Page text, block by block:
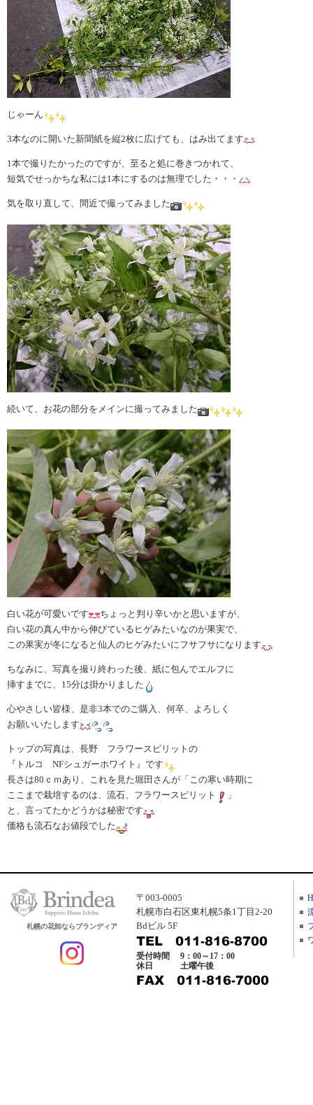
じゃーん
3本なのに開いた新聞紙を縦2枚に広げても、はみ出てます
1本で撮りたかったのですが、至ると処に巻きつかれて、
短気でせっかちな私には1本にするのは無理でした・・・
気を取り直して、間近で撮ってみました
続いて、お花の部分をメインに撮ってみました
白い花が可愛いです
ちょっと判り辛いかと思いますが、
白い花の真ん中から伸びているヒゲみたいなのが果実で、
この果実が冬になると仙人のヒゲみたいにフサフサになります
ちなみに、写真を撮り終わった後、紙に包んでエルフに
挿すまでに、15分は掛かりました
心やさしい皆様、是非3本でのご購入、何卒、よろしく
お願いいたします
トップの写真は、長野 フラワースピリットの
『トルコ NFシュガーホワイト』です
長さは80ｃｍあり、これを見た堀田さんが「この寒い時期に
ここまで栽培するのは、流石、フラワースピリット
」
と、言ってたかどうかは秘密です
価格も流石なお値段でした
札幌の花卸ならブランディア
〒003-0005
札幌市白石区東札幌5条1丁目2-20
Bdビル 5F
受付時間
9：00～17：00
休日
土曜午後